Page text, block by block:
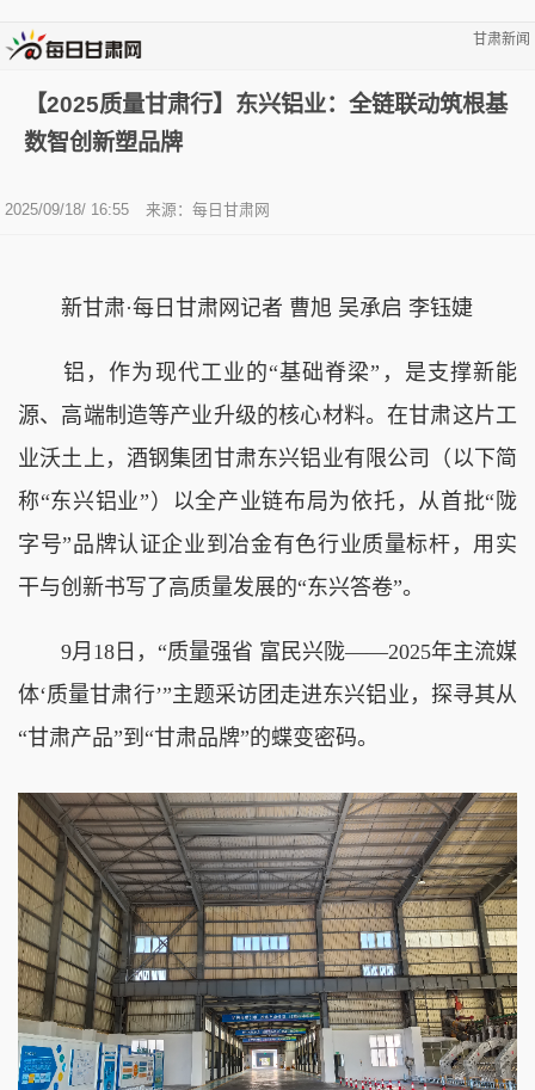
甘肃新闻
【2025质量甘肃行】东兴铝业：全链联动筑根基
数智创新塑品牌
2025/09/18/ 16:55 来源： 每日甘肃网
新甘肃·每日甘肃网记者 曹旭 吴承启 李钰婕
铝，作为现代工业的“基础脊梁”，是支撑新能
源、高端制造等产业升级的核心材料。在甘肃这片工
业沃土上，酒钢集团甘肃东兴铝业有限公司（以下简
称“东兴铝业”）以全产业链布局为依托，从首批“陇
字号”品牌认证企业到冶金有色行业质量标杆，用实
干与创新书写了高质量发展的“东兴答卷”。
9月18日，“质量强省 富民兴陇——2025年主流媒
体‘质量甘肃行’”主题采访团走进东兴铝业，探寻其从
“甘肃产品”到“甘肃品牌”的蝶变密码。